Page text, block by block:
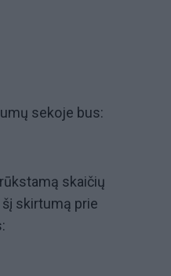
sekoje bus:
skaičių
skirtumą prie